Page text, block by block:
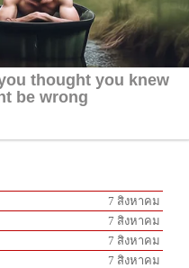
7 สิงหาคม
7 สิงหาคม
7 สิงหาคม
7 สิงหาคม